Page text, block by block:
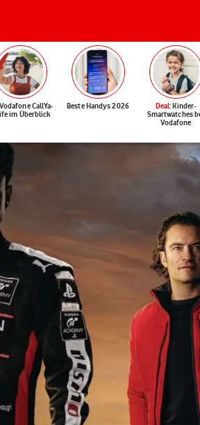
CallYa-
im Überblick
Beste Handys 2026 Deal: Kinder-
Smartwatches
Vodafone